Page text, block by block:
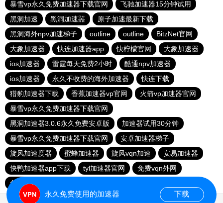
暴雪vp永久免费加速器下载官网
飞驰加速器15分钟试用
黑洞加速
黑洞加速噐
原子加速最新下载
黑洞海外npv加速梯子
outline outline
BitzNet官网
大象加速器
快连加速器app 快柠檬官网
大象加速器
ios加速器
雷霆每天免费2小时
酷通npv加速器
ios加速器
永久不收费的海外加速器
快连下载
猎豹加速器下载
香蕉加速器vp官网
火箭vp加速器官网
暴雪vp永久免费加速器下载官网
黑洞加速器3.0.6永久免费安卓版
加速器试用30分钟
暴雪vp永久免费加速器下载官网
安卓加速器梯子
旋风加速度器
蜜蜂加速器 旋风vqn加速
安易加速器
快鸭加速器app下载
tyl加速器官网
免费vqn外网
免费VP加速器
永久免费使用的加速器 下载